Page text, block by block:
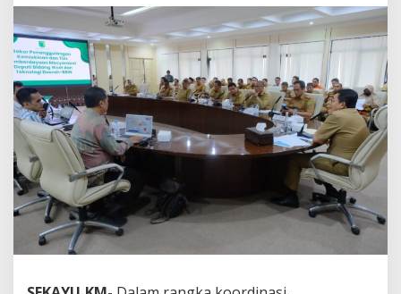
a
R
a
k
r
B
e
r
s
a
B